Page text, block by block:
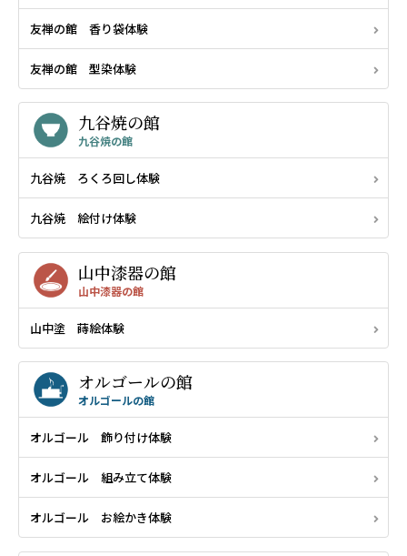
友禅の館 香り袋体験
友禅の館 型染体験
九谷焼の館
九谷焼の館
九谷焼 ろくろ回し体験
九谷焼 絵付け体験
山中漆器の館
山中漆器の館
山中塗 蒔絵体験
オルゴールの館
オルゴールの館
オルゴール 飾り付け体験
オルゴール 組み立て体験
オルゴール お絵かき体験